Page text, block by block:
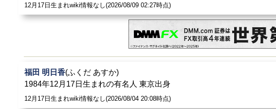
12月17日生まれwiki情報なし(2026/08/09 02:27時点)
福田 明日香(ふくだ あすか)
1984年12月17日生まれの有名人 東京出身
12月17日生まれwiki情報なし(2026/08/04 20:08時点)